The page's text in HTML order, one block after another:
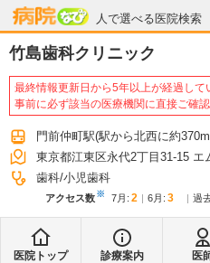
人で選べる医院検索
病院なび
竹島歯科クリニック
最終情報更新日から5年以上が経過して
事前に必ず該当の医療機関に直接ご確認
門前仲町駅(駅から北西に約370m
東京都江東区永代2丁目31-15 エ
歯科 小児歯科
アクセス数※ 7月 : 2 6月 : 3 過
医院トップ 診療案内 医